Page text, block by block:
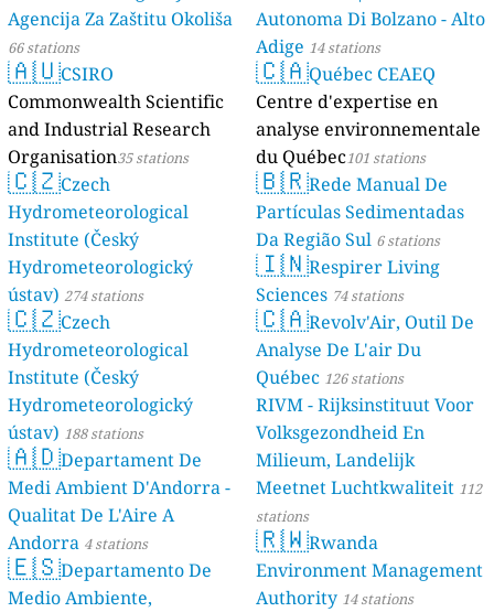
Agencija Za Zaštitu Okoliša
66 stations
🇦🇺CSIRO
Commonwealth Scientific
and Industrial Research
Organisation35 stations
🇨🇿Czech
Hydrometeorological
Institute (Český
Hydrometeorologický
ústav) 274 stations
🇨🇿Czech
Hydrometeorological
Institute (Český
Hydrometeorologický
ústav) 188 stations
🇦🇩Departament De
Medi Ambient D'Andorra -
Qualitat De L'Aire A
Andorra 4 stations
🇪🇸Departamento De
Medio Ambiente,
Autonoma Di Bolzano - Alto
Adige 14 stations
🇨🇦Québec CEAEQ
Centre d'expertise en
analyse environnementale
du Québec101 stations
🇧🇷Rede Manual De
Partículas Sedimentadas
Da Região Sul 6 stations
🇮🇳Respirer Living
Sciences 74 stations
🇨🇦Revolv'Air, Outil De
Analyse De L'air Du
Québec 126 stations
RIVM - Rijksinstituut Voor
Volksgezondheid En
Milieum, Landelijk
Meetnet Luchtkwaliteit 112
stations
🇷🇼Rwanda
Environment Management
Authority 14 stations